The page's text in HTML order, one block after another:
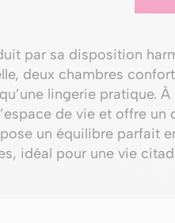
par sa disposition
deux chambres
lingerie pratique. À
de vie et offre
un équilibre parfait
idéal pour une vie